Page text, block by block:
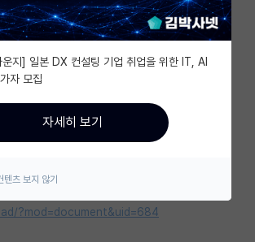
무개랩)
판
격 후기 게시판
시판
게시판
를 참고해 주세요.
?mod=document&uid=684
운지] 일본 DX 컨설팅 기업 취업을 위한 IT, AI
자 모집
자세히 보기
츠 보지 않기